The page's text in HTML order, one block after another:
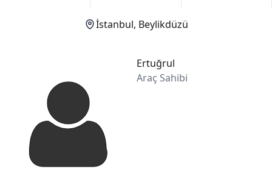
İstanbul, Beylikdüzü
Ertuğrul
Araç Sahibi